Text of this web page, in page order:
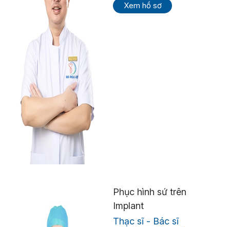
Xem hồ sơ
Phục hình sứ trên
Implant
Thạc sĩ - Bác sĩ